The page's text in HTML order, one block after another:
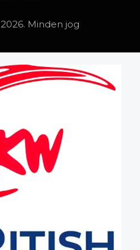
2026. Minden jog